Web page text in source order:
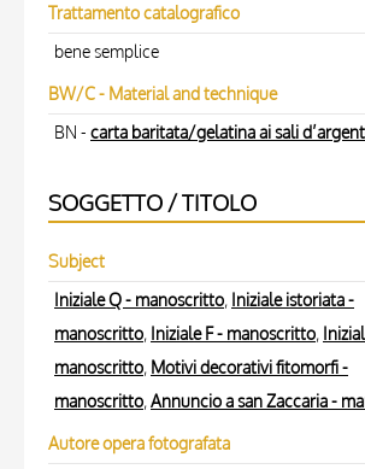
Trattamento catalografico
bene semplice
BW/C - Material and technique
BN - carta baritata/gelatina ai sali
SOGGETTO / TITOLO
Subject
Iniziale Q - manoscritto, Iniziale istoriata -
manoscritto, Iniziale F - manoscritto,
manoscritto, Motivi decorativi fitomorfi -
manoscritto,Annuncio a san Zaccaria -
Autore opera fotografata